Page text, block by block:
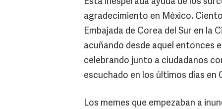
Esta inesperada ayuda de los
agradecimiento en México.
Embajada de Corea del Sur en la
acuñando desde aquel entonces
celebrando junto a ciudadanos
escuchado en los últimos días en
Los memes que empezaban a